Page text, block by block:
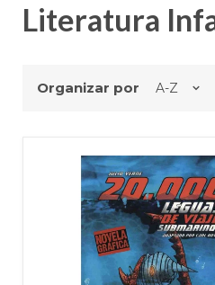
Literatura
Organizar por